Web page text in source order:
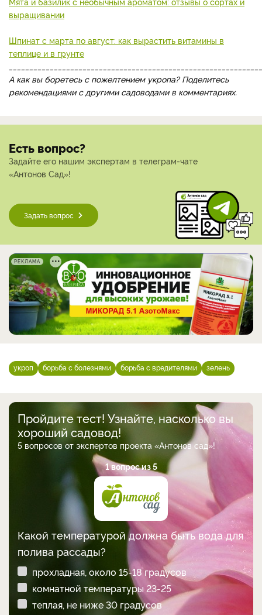
выращивании
Шпинат с марта по август: как вырастить витамины в
теплице и в грунте
А как вы боретесь с пожелтением укропа? Поделитесь
рекомендациями с другими садоводами в комментариях.
Есть вопрос?
Задайте его нашим экспертам в телеграм-чате
«Антонов Сад»!
Задать вопрос
РЕКЛАМА
укроп борьба с болезнями борьба с вредителями зелень
Пройдите тест! Узнайте, насколько вы
хороший садовод!
5 вопросов от экспертов проекта «Антонов сад»!
1 вопрос из 5
Какой температурой должна быть вода для
полива рассады?
прохладная, около 15-18 градусов
комнатной температуры 23-25
теплая, не ниже 30 градусов